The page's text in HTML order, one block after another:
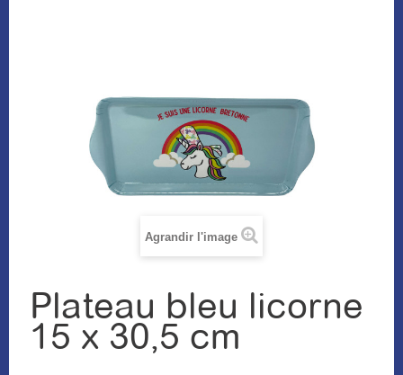
Agrandir l'image
Plateau bleu licorne
15 x 30,5 cm